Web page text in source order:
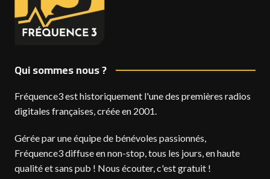
Qui sommes nous ?
Fréquence3 est historiquement l'une des premières radios
digitales françaises, créée en 2001.
Gérée par une équipe de bénévoles passionnés,
Fréquence3 diffuse en non-stop, tous les jours, en haute
qualité et sans pub ! Nous écouter, c'est gratuit !